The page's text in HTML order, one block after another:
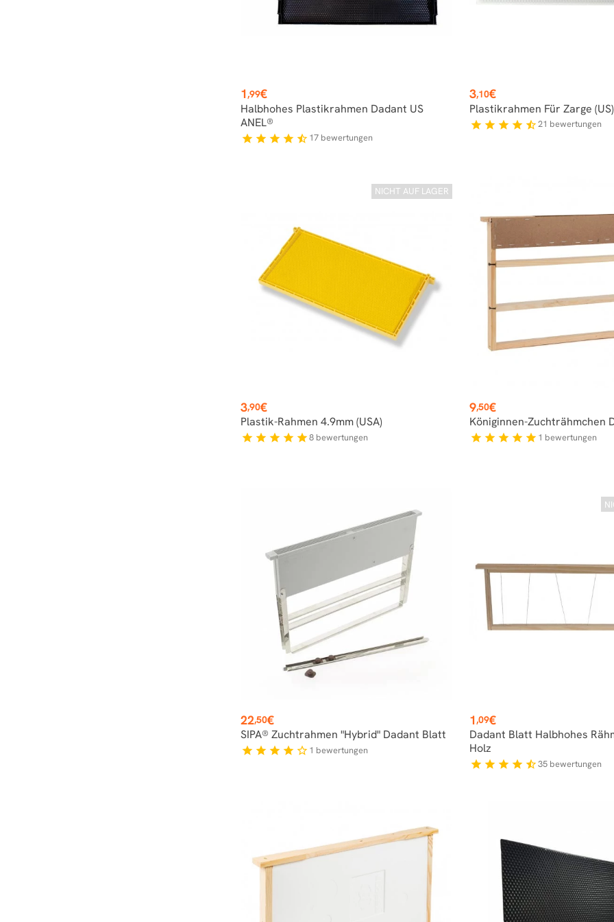
Preis
1,99€
Halbhohes Plastikrahmen Dadant US
ANEL®
star star star star star_half 17 bewertungen
Preis
3,10€
Plastikrahmen Für Zarge (US)
star star star star star_half21 bewertungen
NICHT AUF LAGER
Preis
3,90€
Plastik-Rahmen 4.9mm (USA)
star star star star star8 bewertungen
Preis
9,50€
Königinnen-Zuchträhmchen
star star star star star 1 bewertungen
Preis
22,50€
SIPA® Zuchtrahmen "Hybrid" Dadant Blatt
star star star star star_border 1 bewertungen
Preis
1,09€
Dadant Blatt Halbhohes
Holz
star star star star star_half35 bewertungen